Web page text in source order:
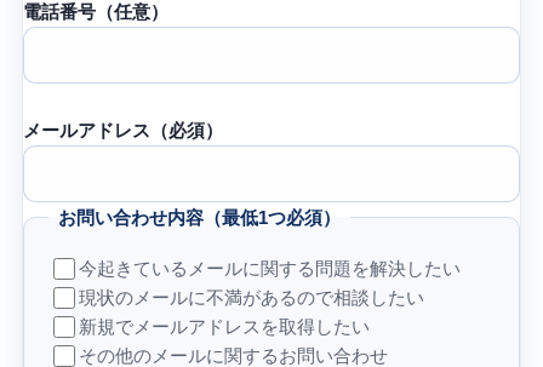
電話番号（任意）
メールアドレス（必須）
お問い合わせ内容（最低1つ必須）
今起きているメールに関する問題を解決したい
現状のメールに不満があるので相談したい
新規でメールアドレスを取得したい
その他のメールに関するお問い合わせ